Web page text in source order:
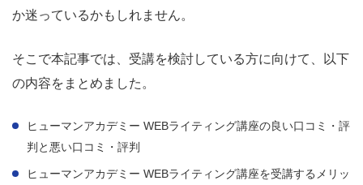
か迷っているかもしれません。
そこで本記事では、受講を検討している方に向けて、以下
の内容をまとめました。
ヒューマンアカデミー WEBライティング講座の良い口コミ・評
判と悪い口コミ・評判
ヒューマンアカデミー WEBライティング講座を受講するメリッ